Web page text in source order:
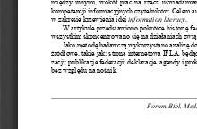
Forum Bibl.
kompetencji informacyjnych czytelników. Celem
w zakresie krzewienia idei information literacy.
W artykule przedstawiono pokrótce historię
wszystkim skoncentrowano się na działaniach
Jako metodę badawczą wykorzystano analizę
źródłowe, takie jak: strona internetowa IFLA,
zacji; publikacje federacji; deklaracje, agendy i
bez względu na nośnik.